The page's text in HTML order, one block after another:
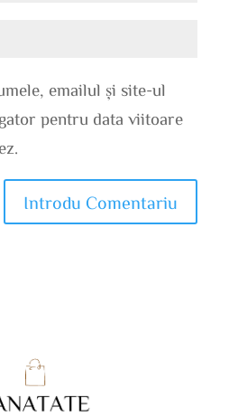
emailul și site-ul
pentru data viitoare